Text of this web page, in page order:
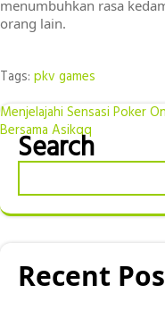
menumbuhkan rasa
orang lain.
Tags: pkv games
Post
navigation
Menjelajahi Sensasi Poker
Bersama Asikqq
Search
Recent